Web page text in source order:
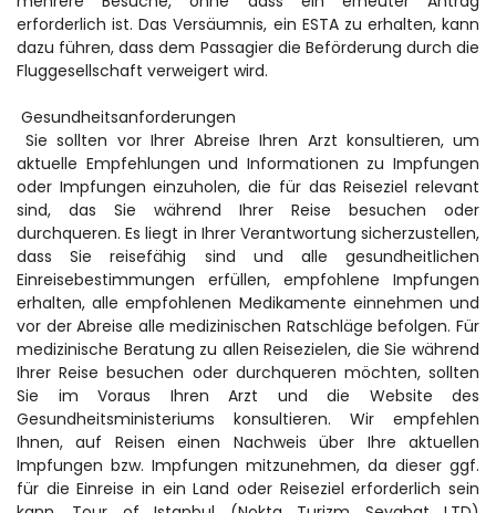
erforderlich ist. Das Versäumnis, ein ESTA zu erhalten, kann
dazu führen, dass dem Passagier die Beförderung durch die
Fluggesellschaft verweigert wird.
Gesundheitsanforderungen
Sie sollten vor Ihrer Abreise Ihren Arzt konsultieren, um
aktuelle Empfehlungen und Informationen zu Impfungen
oder Impfungen einzuholen, die für das Reiseziel relevant
sind, das Sie während Ihrer Reise besuchen oder
durchqueren. Es liegt in Ihrer Verantwortung sicherzustellen,
dass Sie reisefähig sind und alle gesundheitlichen
Einreisebestimmungen erfüllen, empfohlene Impfungen
erhalten, alle empfohlenen Medikamente einnehmen und
vor der Abreise alle medizinischen Ratschläge befolgen. Für
medizinische Beratung zu allen Reisezielen, die Sie während
Ihrer Reise besuchen oder durchqueren möchten, sollten
Sie im Voraus Ihren Arzt und die Website des
Gesundheitsministeriums konsultieren. Wir empfehlen
Ihnen, auf Reisen einen Nachweis über Ihre aktuellen
Impfungen bzw. Impfungen mitzunehmen, da dieser ggf.
für die Einreise in ein Land oder Reiseziel erforderlich sein